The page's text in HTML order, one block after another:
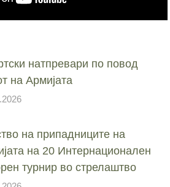
натпревари по повод
на Армијата
на припадниците на
на 20 Интернационален
турнир во стрелаштво